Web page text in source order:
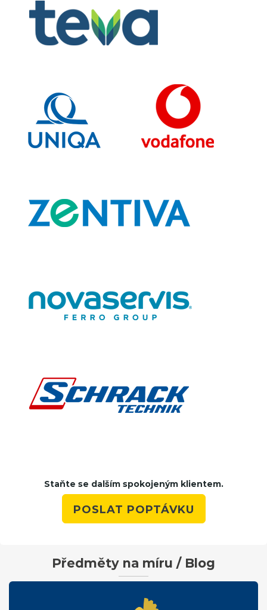
Staňte se dalším spokojeným klientem.
POSLAT POPTÁVKU
Předměty na míru / Blog